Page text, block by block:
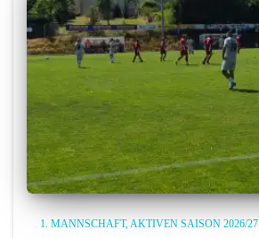
1. MANNSCHAFT AKTIVEN SAISON 2026/27